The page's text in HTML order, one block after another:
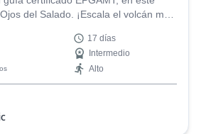
del Salado. ¡Escala el volcán más
17 días
Intermedio
Alto